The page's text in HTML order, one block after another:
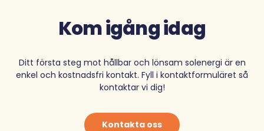
Kom igång idag
Ditt första steg mot hållbar och lönsam solenergi är en
enkel och kostnadsfri kontakt. Fyll i kontaktformuläret så
kontaktar vi dig!
Kontakta oss